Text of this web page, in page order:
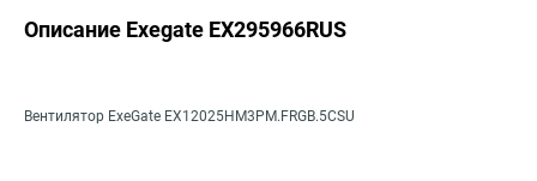
Описание Exegate EX295966RUS
Вентилятор ExeGate EX12025HM3PM.FRGB.5CSU